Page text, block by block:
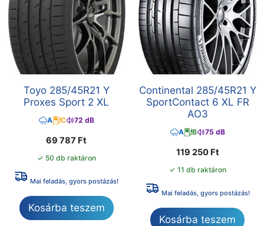
Toyo 285/45R21 Y
Proxes Sport 2 XL
A C 72 dB
69 787 Ft
✓ 50 db raktáron
Mai feladás, gyors postázás!
Kosárba teszem
Continental 285/45R21 Y
SportContact 6 XL FR
AO3
A B 75 dB
119 250 Ft
✓ 11 db raktáron
Mai feladás, gyors postázás!
Kosárba teszem